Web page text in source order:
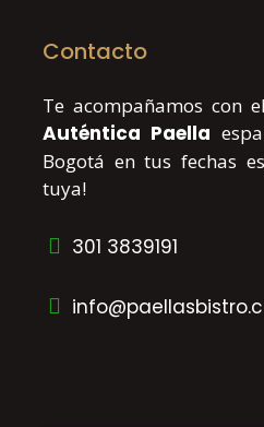
Contacto
Te acompañamos con
Auténtica Paella
Bogotá en tus fechas
tuya!
301 3839191